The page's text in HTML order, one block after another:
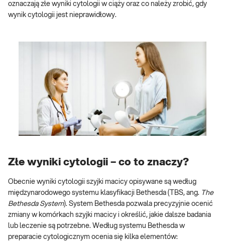
oznaczają złe wyniki cytologii w ciąży oraz co należy zrobić, gdy
wynik cytologii jest nieprawidłowy.
Złe wyniki cytologii – co to znaczy?
Obecnie wyniki cytologii szyjki macicy opisywane są według
międzynarodowego systemu klasyfikacji Bethesda (TBS, ang. The
Bethesda System). System Bethesda pozwala precyzyjnie ocenić
zmiany w komórkach szyjki macicy i określić, jakie dalsze badania
lub leczenie są potrzebne. Według systemu Bethesda w
preparacie cytologicznym ocenia się kilka elementów: